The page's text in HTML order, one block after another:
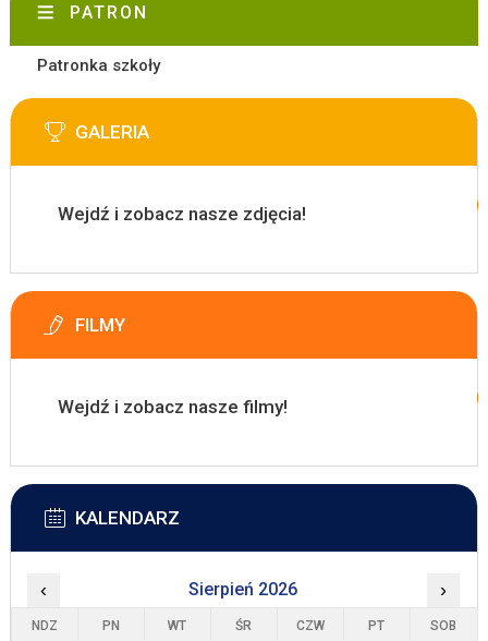
PATRON
Patronka szkoły
GALERIA
Wejdź i zobacz nasze zdjęcia!
FILMY
Wejdź i zobacz nasze filmy!
KALENDARZ
‹ Sierpień 2026 ›
NDZ PN WT ŚR CZW PT SOB